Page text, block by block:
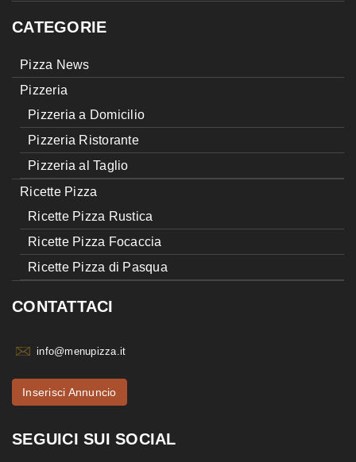
CATEGORIE
Pizza News
Pizzeria
Pizzeria a Domicilio
Pizzeria Ristorante
Pizzeria al Taglio
Ricette Pizza
Ricette Pizza Rustica
Ricette Pizza Focaccia
Ricette Pizza di Pasqua
CONTATTACI
info@menupizza.it
Inserisci Annuncio
SEGUICI SUI SOCIAL